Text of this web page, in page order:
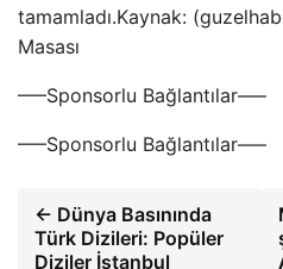
tamamladı.Kaynak:
Masası
—–Sponsorlu Bağlantılar—–
—–Sponsorlu Bağlantılar—–
← Dünya Basınında
Türk Dizileri: Popüler
Diziler İstanbul